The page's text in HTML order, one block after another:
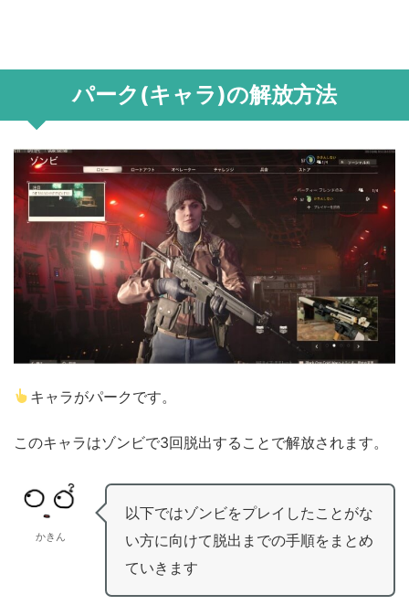
パーク(キャラ)の解放方法
キャラがパークです。
このキャラはゾンビで3回脱出することで解放されます。
かきん
以下ではゾンビをプレイしたことがな
い方に向けて脱出までの手順をまとめ
ていきます